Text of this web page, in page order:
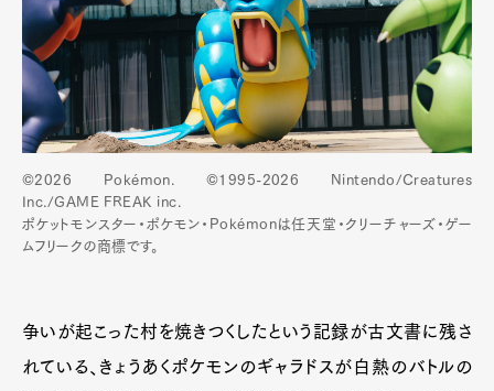
©2026 Pokémon. ©1995-2026 Nintendo/Creatures
Inc./GAME FREAK inc.
ポケットモンスター・ポケモン・Pokémonは任天堂・クリーチャーズ・ゲー
ムフリークの商標です。
争いが起こった村を焼きつくしたという記録が古文書に残さ
れている、きょうあくポケモンのギャラドスが白熱のバトルの